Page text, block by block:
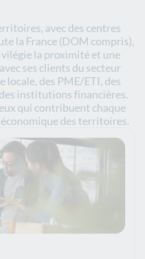
avec des centres
la France (DOM compris),
la proximité et une
ses clients du secteur
locale, des PME/ETI, des
institutions financières.
qui contribuent chaque
des territoires.